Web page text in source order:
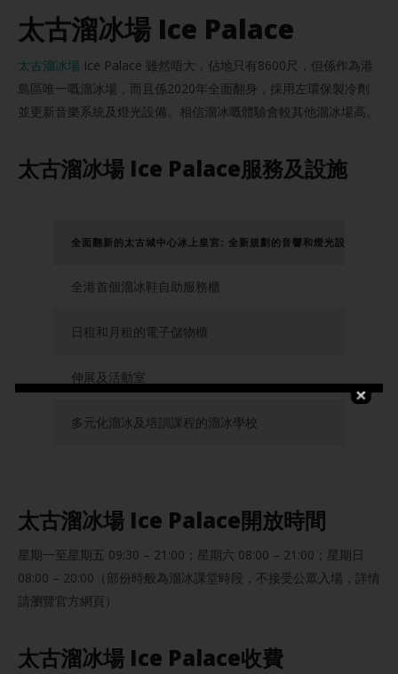
太古溜冰場 Ice Palace
太古溜冰場 Ice Palace 雖然唔大，佔地只有8600尺，但係作為港
島區唯一嘅溜冰場，而且係2020年全面翻身，採用左環保製冷劑
並更新音樂系統及燈光設備。相信溜冰嘅體驗會較其他溜冰場高。
太古溜冰場 Ice Palace服務及設施
全面翻新的太古城中心冰上皇宮: 全新規劃的音響和燈光設備，營造
全港首個溜冰鞋自助服務櫃
日租和月租的電子儲物櫃
伸展及活動室
多元化溜冰及培訓課程的溜冰學校
太古溜冰場 Ice Palace開放時間
星期一至星期五 09:30 – 21:00；星期六 08:00 – 21:00；星期日
08:00 – 20:00（部份時般為溜冰課堂時段，不接受公眾入場，詳情
請瀏覽官方網頁）
太古溜冰場 Ice Palace收費